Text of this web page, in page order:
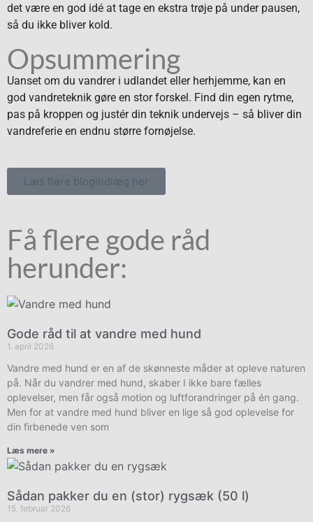
det være en god idé at tage en ekstra trøje på under pausen,
så du ikke bliver kold.
Opsummering
Uanset om du vandrer i udlandet eller herhjemme, kan en
god vandreteknik gøre en stor forskel. Find din egen rytme,
pas på kroppen og justér din teknik undervejs – så bliver din
vandreferie en endnu større fornøjelse.
Læs flere blogindlæg her
Få flere gode råd
herunder:
Gode råd til at vandre med hund
1. april 2026
Vandre med hund er en af de skønneste måder at opleve naturen
på. Når du vandrer med hund, skaber I ikke bare fælles
oplevelser, men får også motion og luftforandringer på én gang.
Men for at vandre med hund bliver en lige så god oplevelse for
din firbenede ven som
Læs mere »
Sådan pakker du en (stor) rygsæk (50 l)
15. februar 2026